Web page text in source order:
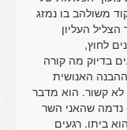
משולהב בו נמזג
העליון
לחוץ,
בדיוק מה קורה
האנושית
קשור. הוא מדבר
שהאני השר
ביתו. רגעים